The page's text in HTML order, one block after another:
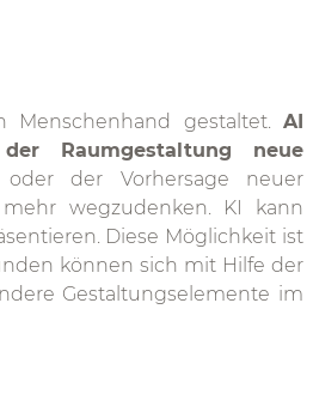
gestaltet. AI
Raumgestaltung neue
der Vorhersage neuer
wegzudenken. KI kann
Diese Möglichkeit ist
können sich mit Hilfe der
Gestaltungselemente im